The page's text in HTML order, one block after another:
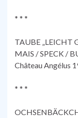
* * *
TAUBE „LEICHT
MAIS / SPECK /
Château Angélus
* * *